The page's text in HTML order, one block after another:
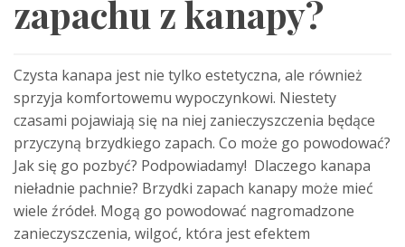
zapachu z kanapy?
Czysta kanapa jest nie tylko estetyczna, ale również
sprzyja komfortowemu wypoczynkowi. Niestety
czasami pojawiają się na niej zanieczyszczenia będące
przyczyną brzydkiego zapach. Co może go powodować?
Jak się go pozbyć? Podpowiadamy! Dlaczego kanapa
nieładnie pachnie? Brzydki zapach kanapy może mieć
wiele źródeł. Mogą go powodować nagromadzone
zanieczyszczenia, wilgoć, która jest efektem